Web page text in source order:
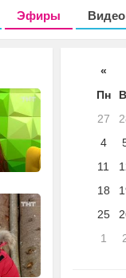
Эфиры Видео
«
Пн
27
4
11
18
25
1